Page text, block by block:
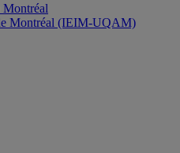
Montréal
Montréal (IEIM-UQAM)